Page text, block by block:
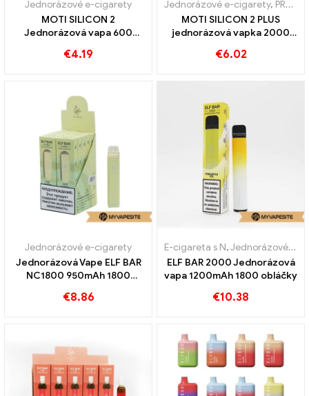
Jednorázové e-cigarety
MOTI SILICON 2
Jednorázová vapa 600
€4.19
Jednorázové e-cigarety, PRODEJ %
MOTI SILICON 2 PLUS
jednorázová vapka 2000
€6.02
Jednorázové e-cigarety
Jednorázová Vape ELF BAR
NC1800 950mAh 1800
€8.86
E-cigareta s N,Jednorázové e-cigarety
ELF BAR 2000 Jednorázová
vapa 1200mAh 1800 obláčky
€10.38